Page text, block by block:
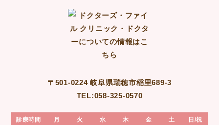
〒501-0224 岐阜県瑞穂市稲里689-3
TEL:058-325-0570
診療時間 月 火 水 木 金 土 日/祝